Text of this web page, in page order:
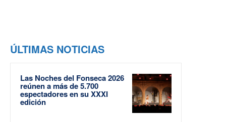
ÚLTIMAS NOTICIAS
Las Noches del Fonseca 2026
reúnen a más de 5.700
espectadores en su XXXI
edición